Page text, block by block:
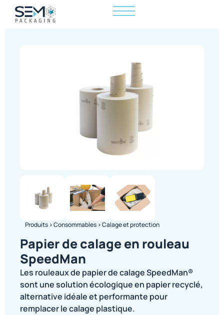
Produits >Consommables >Calage et protection
Papier de calage en rouleau
SpeedMan
Les rouleaux de papier de calage SpeedMan®
sont une solution écologique en papier recyclé,
alternative idéale et performante pour
remplacer le calage plastique.